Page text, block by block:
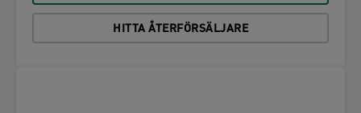
HITTA ÅTERFÖRSÄLJARE